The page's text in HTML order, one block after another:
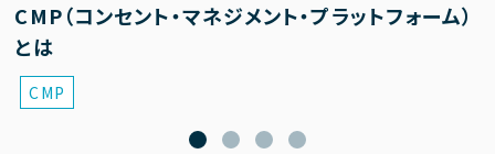
CMP（コンセント・マネジメント・プラットフォーム）
とは
CMP